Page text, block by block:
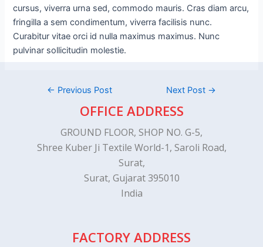
cursus, viverra urna sed, commodo mauris. Cras diam arcu,
fringilla a sem condimentum, viverra facilisis nunc.
Curabitur vitae orci id nulla maximus maximus. Nunc
pulvinar sollicitudin molestie.
← Previous Post Next Post →
OFFICE ADDRESS
GROUND FLOOR, SHOP NO. G-5,
Shree Kuber Ji Textile World-1, Saroli Road,
Surat,
Surat, Gujarat 395010
India
FACTORY ADDRESS